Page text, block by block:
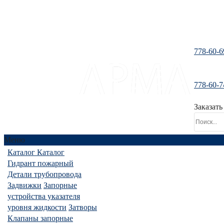
778-60-
778-60-
Меню
Каталог Каталог
Гидрант пожарный
Детали трубопровода
Задвижки Запорные
устройства указателя
уровня жидкости Затворы
Клапаны запорные